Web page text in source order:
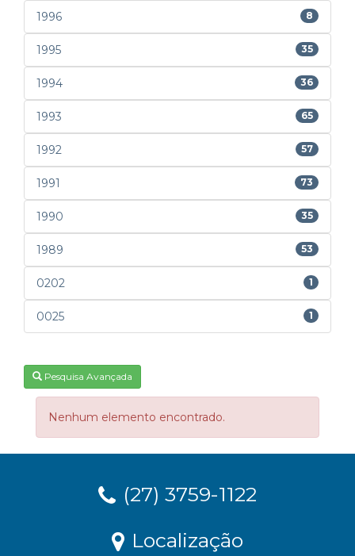
1996 8
1995 35
1994 36
1993 65
1992 57
1991 73
1990 35
1989 53
0202 1
0025 1
Pesquisa Avançada
Nenhum elemento encontrado.
(27) 3759-1122
Localização